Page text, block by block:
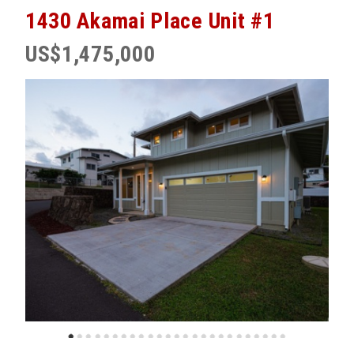
1430 Akamai Place Unit #1
US$1,475,000